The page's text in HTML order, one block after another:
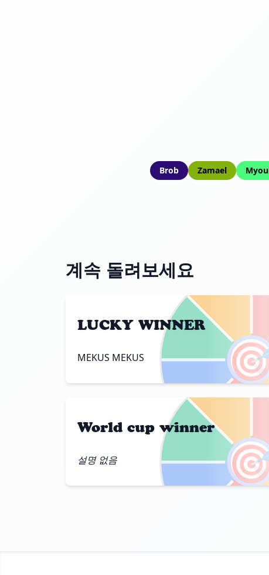
Brob Zamael
계속 돌려보세요
LUCKY WINNER
MEKUS MEKUS
World cup winner
설명 없음